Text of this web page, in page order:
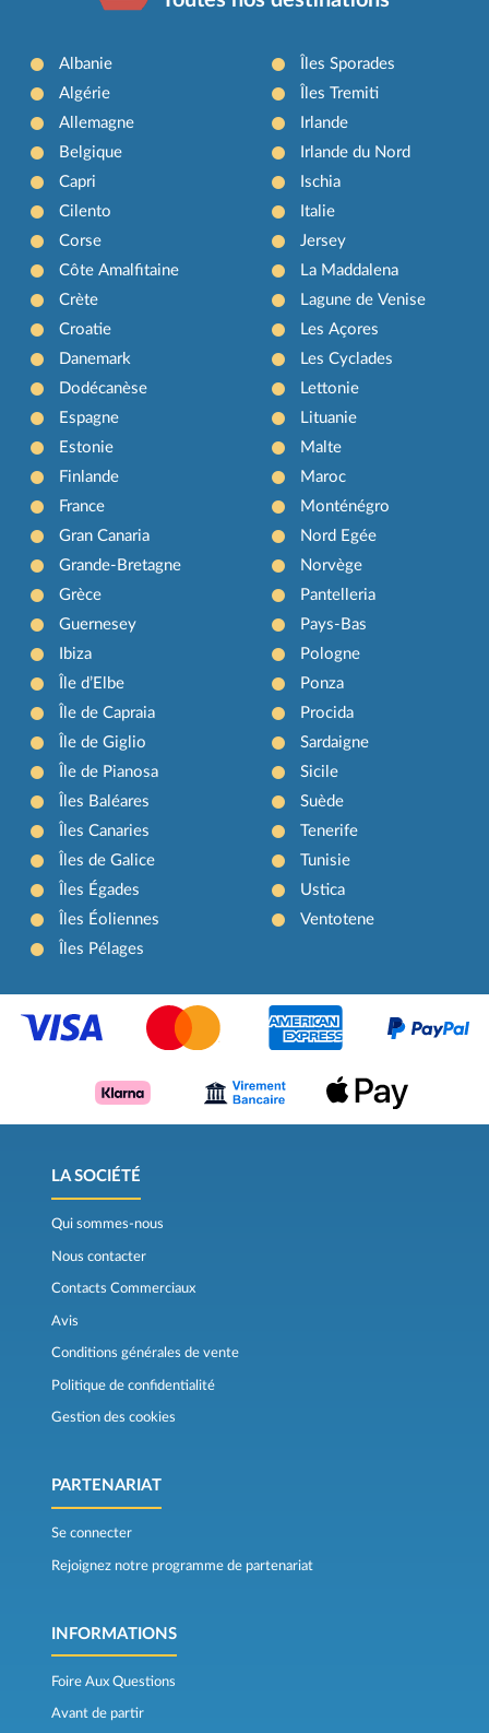
Albanie
Algérie
Allemagne
Belgique
Capri
Cilento
Corse
Côte Amalfitaine
Crète
Croatie
Danemark
Dodécanèse
Espagne
Estonie
Finlande
France
Gran Canaria
Grande-Bretagne
Grèce
Guernesey
Ibiza
Île d’Elbe
Île de Capraia
Île de Giglio
Île de Pianosa
Îles Baléares
Îles Canaries
Îles de Galice
Îles Égades
Îles Éoliennes
Îles Pélages
Îles Sporades
Îles Tremiti
Irlande
Irlande du Nord
Ischia
Italie
Jersey
La Maddalena
Lagune de Venise
Les Açores
Les Cyclades
Lettonie
Lituanie
Malte
Maroc
Monténégro
Nord Egée
Norvège
Pantelleria
Pays-Bas
Pologne
Ponza
Procida
Sardaigne
Sicile
Suède
Tenerife
Tunisie
Ustica
Ventotene
LA SOCIÉTÉ
Qui sommes-nous
Nous contacter
Contacts Commerciaux
Avis
Conditions générales de vente
Politique de confidentialité
Gestion des cookies
PARTENARIAT
Se connecter
Rejoignez notre programme de partenariat
INFORMATIONS
Foire Aux Questions
Avant de partir